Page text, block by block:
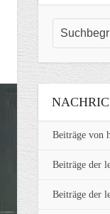
Beiträge von
Beiträge der
Beiträge der